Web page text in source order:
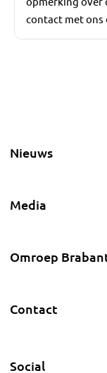
contact met ons
Nieuws
Media
Omroep
Contact
Social